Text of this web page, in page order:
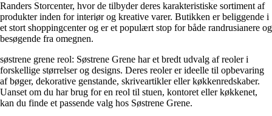
Randers Storcenter, hvor de tilbyder deres karakteristiske sortiment af
produkter inden for interiør og kreative varer. Butikken er beliggende i
et stort shoppingcenter og er et populært stop for både randrusianere og
besøgende fra omegnen.
søstrene grene reol: Søstrene Grene har et bredt udvalg af reoler i
forskellige størrelser og designs. Deres reoler er ideelle til opbevaring
af bøger, dekorative genstande, skriveartikler eller køkkenredskaber.
Uanset om du har brug for en reol til stuen, kontoret eller køkkenet,
kan du finde et passende valg hos Søstrene Grene.